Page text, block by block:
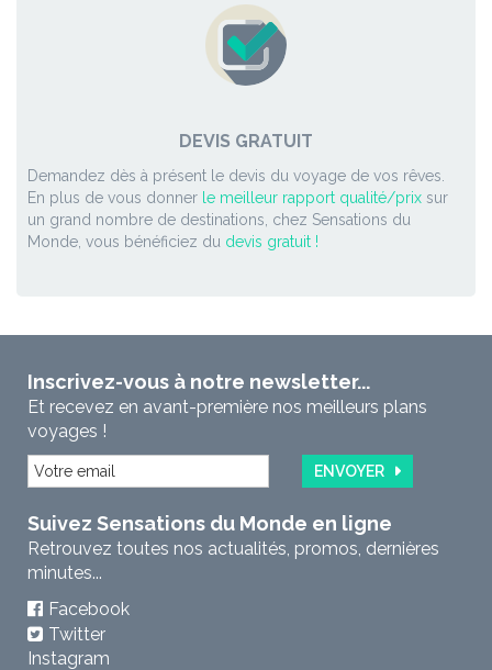
DEVIS GRATUIT
Demandez dès à présent le devis du voyage de vos rêves.
En plus de vous donner le meilleur rapport qualité/prix sur
un grand nombre de destinations, chez Sensations du
Monde, vous bénéficiez du devis gratuit !
Inscrivez-vous à notre newsletter...
Et recevez en avant-première nos meilleurs plans
voyages !
ENVOYER
Suivez Sensations du Monde en ligne
Retrouvez toutes nos actualités, promos, dernières
minutes...
Facebook
Twitter
Instagram